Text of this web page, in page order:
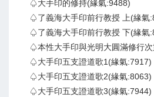
♤大手印的修持(緣氣:9488)
♤了義海大手印前行教授 上(緣氣
♤了義海大手印前行教授 下(緣氣
♤本性大手印與光明大圓滿修行
♤大手印五支證道歌1(緣氣:7917)
♤大手印五支證道歌2(緣氣:8063)
♤大手印五支證道歌3(緣氣:7944)